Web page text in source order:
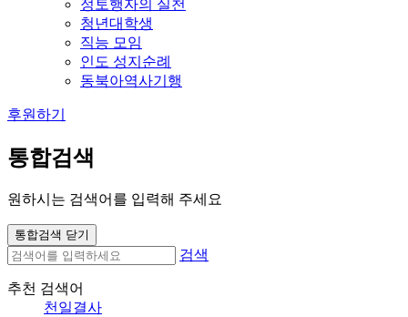
정토행자의 실천
청년대학생
직능 모임
인도 성지순례
동북아역사기행
후원하기
통합검색
원하시는 검색어를 입력해 주세요
통합검색 닫기
검색
추천 검색어
천일결사